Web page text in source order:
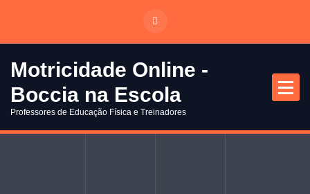
l
Motricidade Online -
Boccia na Escola
Professores de Educação Física e Treinadores